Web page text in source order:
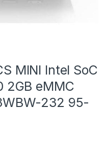
MINI Intel SoC
2GB eMMC
232 95-